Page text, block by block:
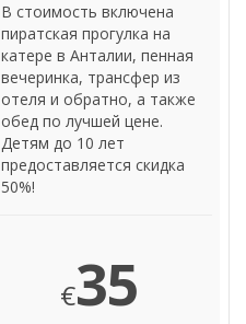
В стоимость включена
пиратская прогулка на
катере в Анталии, пенная
вечеринка, трансфер из
отеля и обратно, а также
обед по лучшей цене.
Детям до 10 лет
предоставляется скидка
50%!
€35